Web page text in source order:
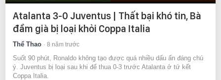
Atalanta 3-0 Juventus | Thất bại khó tin, Bà
đầm già bị loại khỏi Coppa Italia
Thể Thao 8 năm trước
Suốt 90 phút, Ronaldo không tạo được quá nhiều dấu ấn đáng chú
ý. Juventus bị loại sau khi để thua 0-3 trước Atalanta ở tứ kết
Coppa Italia.